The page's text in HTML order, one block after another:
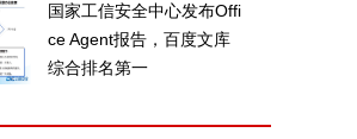
国家工信安全中心发布Offi
ce Agent报告，百度文库
综合排名第一